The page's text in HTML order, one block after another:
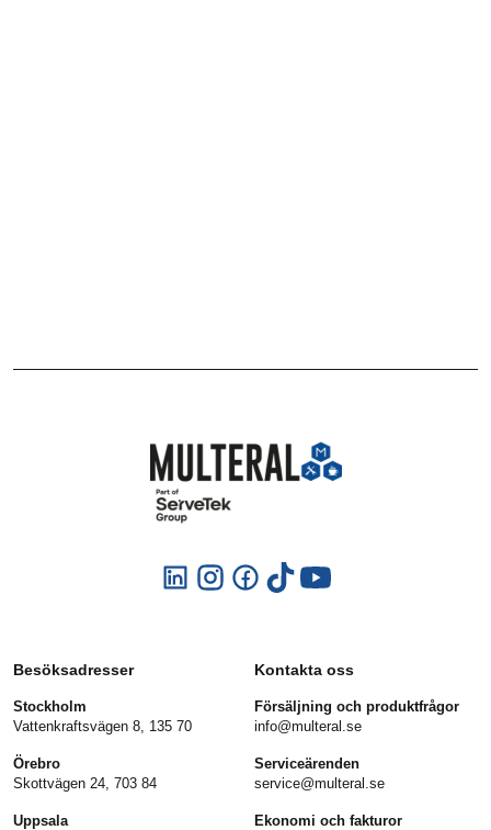
Besöksadresser
Stockholm
Vattenkraftsvägen 8, 135 70
Örebro
Skottvägen 24, 703 84
Uppsala
Kontakta oss
Försäljning och produktfrågor
info@multeral.se
Serviceärenden
service@multeral.se
Ekonomi och fakturor